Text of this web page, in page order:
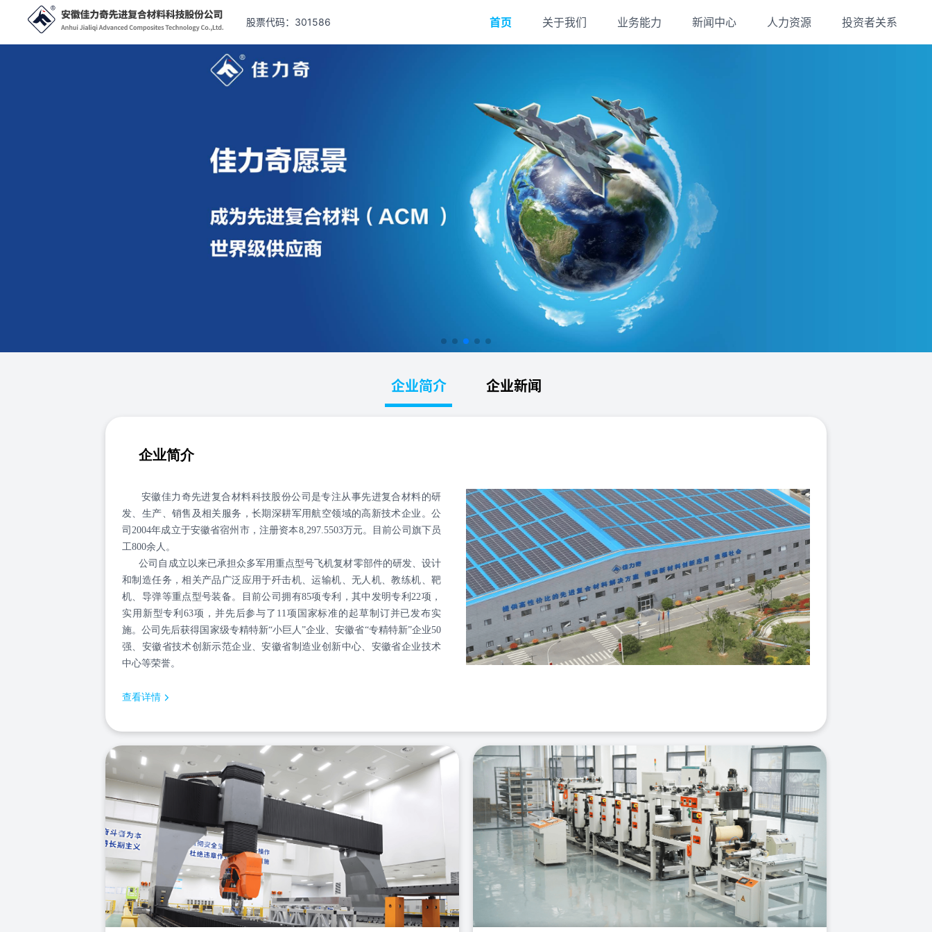
股票代码：301586 首页 关于我们 业务能力 新闻中心 人力资源 投资者关系
企业简介 企业新闻
企业简介
安徽佳力奇先进复合材料科技股份公司是专注从事先进复合材料的研
发、生产、销售及相关服务，长期深耕军用航空领域的高新技术企业。公
司2004年成立于安徽省宿州市，注册资本8,297.5503万元。目前公司旗下员
工800余人。
公司自成立以来已承担众多军用重点型号飞机复材零部件的研发、设计
和制造任务，相关产品广泛应用于歼击机、运输机、无人机、教练机、靶
机、导弹等重点型号装备。目前公司拥有85项专利，其中发明专利22项，
实用新型专利63项，并先后参与了11项国家标准的起草制订并已发布实
施。公司先后获得国家级专精特新“小巨人”企业、安徽省“专精特新”企业50
强、安徽省技术创新示范企业、安徽省制造业创新中心、安徽省企业技术
中心等荣誉。
查看详情